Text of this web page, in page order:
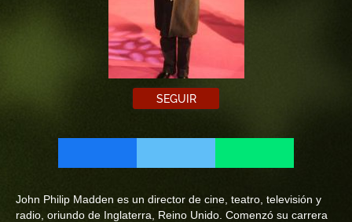
SEGUIR
John Philip Madden es un director de cine, teatro, televisión y
radio, oriundo de Inglaterra, Reino Unido. Comenzó su carrera